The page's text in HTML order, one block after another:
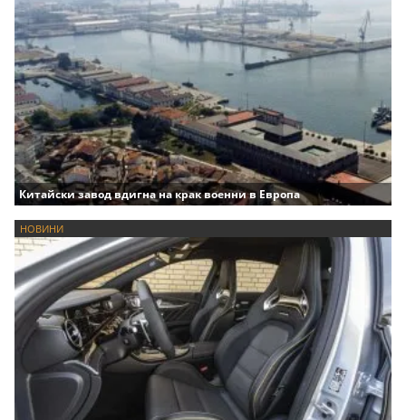
Китайски завод вдигна на крак военни в Европа
НОВИНИ